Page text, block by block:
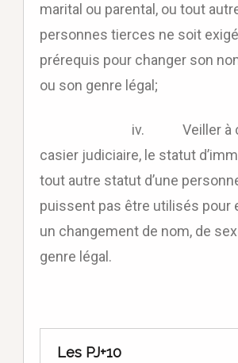
marital ou parental, ou tout
personnes tierces ne soit
prérequis pour changer son
ou son genre légal;
iv. Veiller à ce
casier judiciaire, le statut
tout autre statut d’une
puissent pas être utilisés pour
un changement de nom, de
genre légal.
Les PJ+10